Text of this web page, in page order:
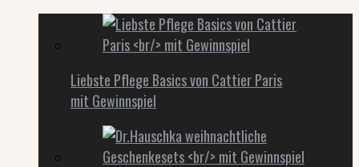
Liebste Pflege Basics von Cattier Paris
mit Gewinnspiel